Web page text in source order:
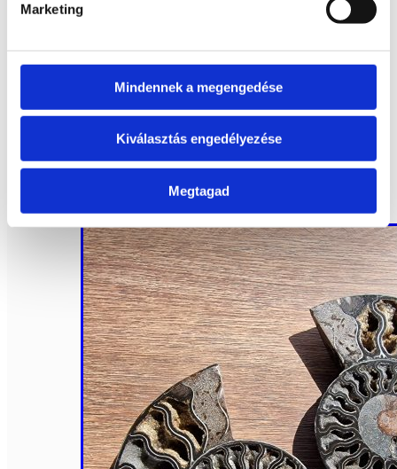
Marketing
Mindennek a megengedése
Kiválasztás engedélyezése
Megtagad
Tektit 5,7 cm
6 490Ft Bővebb
Tovább